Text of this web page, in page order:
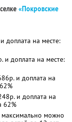
«Покровские
доплата на месте:
доплата на месте:
и доплата на
и доплата на
62%
максимально можно